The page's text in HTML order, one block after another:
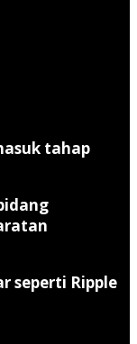
tahap
seperti Ripple